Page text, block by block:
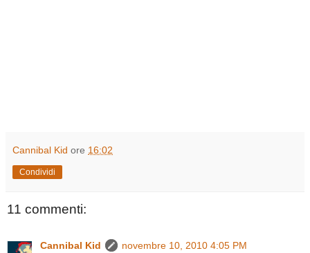
Cannibal Kid ore 16:02
Condividi
11 commenti:
Cannibal Kid
novembre 10, 2010 4:05 PM